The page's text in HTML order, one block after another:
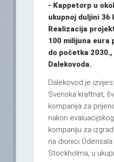
- Kappetorp u
ukupnoj duljini 36
Realizacija
100 milijuna eura
do početka
Dalekovoda.
Dalekovod je
Svenska kraftnät,
kompanija za
nakon
kompaniju za
na dionici
Stockholma, u